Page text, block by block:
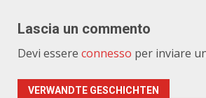
Lascia un commento
Devi essere connesso per inviare
VERWANDTE GESCHICHTEN